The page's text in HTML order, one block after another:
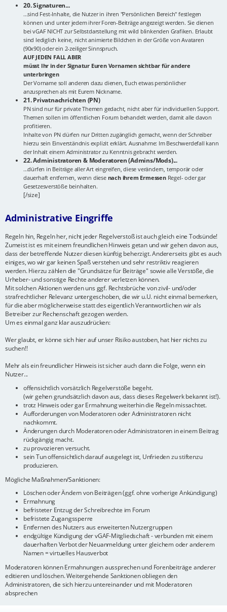
20. Signaturen...
...sind Fest-Inhalte, die Nutzer in ihren "Persönlichen Bereich" festlegen
können und unter jedem ihrer Foren-Beiträge angezeigt werden. Sie dienen
bei vGAF NICHT zur Selbstdarstellung mit wild blinkenden Grafiken. Erlaubt
sind lediglich keine, nicht animierte Bildchen in der Größe von Avataren
(90x90) oder ein 2-zeiliger Sinnspruch.
AUF JEDEN FALL ABER
müsst Ihr in der Signatur Euren Vornamen sichtbar für andere
unterbringen
Der Vorname soll anderen dazu dienen, Euch etwas persönlicher
anzusprechen als mit Eurem Nickname.
21. Privatnachrichten (PN)
PN sind nur für private Themen gedacht, nicht aber für individuellen Support.
Themen sollen im öffentlichen Forum behandelt werden, damit alle davon
profitieren.
Inhalte von PN dürfen nur Dritten zugänglich gemacht, wenn der Schreiber
hierzu sein Einverständnis explizit erklärt. Ausnahme: Im Beschwerdefall kann
der Inhalt einem Administrator zu Kenntnis gebracht werden.
22. Administratoren & Moderatoren (Admins/Mods)...
...dürfen in Beiträge aller Art eingreifen, diese verändern, temporär oder
dauerhaft entfernen, wenn diese nach ihrem ErmessenRegel- oder gar
Gesetzesverstöße beinhalten.
[/size]
Administrative Eingriffe
Regeln hin, Regeln her, nicht jeder Regelverstoß ist auch gleich eine Todsünde!
Zumeist ist es mit einem freundlichen Hinweis getan und wir gehen davon aus,
dass der betreffende Nutzer diesen künftig beherzigt. Andererseits gibt es auch
einiges, wo wir gar keinen Spaß verstehen und sehr restriktiv reagieren
werden. Hierzu zählen die "Grundsätze für Beiträge" sowie alle Verstöße, die
Urheber- und sonstige Rechte anderer verletzen können.
Mit solchen Aktionen werden uns ggf. Rechtsbrüche von zivil- und/oder
strafrechtlicher Relevanz untergeschoben, die wir u.U. nicht einmal bemerken,
für die aber möglicherweise statt des eigentlich Verantwortlichen wir als
Betreiber zur Rechenschaft gezogen werden.
Um es einmal ganz klar auszudrücken:
Wer glaubt, er könne sich hier auf unser Risiko austoben, hat hier nichts zu
suchen!!
Mehr als ein freundlicher Hinweis ist sicher auch dann die Folge, wenn ein
Nutzer...
offensichtlich vorsätzlich Regelverstöße begeht.
(wir gehen grundsätzlich davon aus, dass dieses Regelwerk bekannt ist!).
trotz Hinweis oder gar Ermahnung weiterhin die Regeln missachtet.
Aufforderungen von Moderatoren oder Administratoren nicht
nachkommt.
Änderungen durch Moderatoren oder Administratoren in einem Beitrag
rückgängig macht.
zu provozieren versucht.
sein Tun offensichtlich darauf ausgelegt ist, Unfrieden zu stiftenzu
produzieren.
Mögliche Maßnahmen/Sanktionen:
Löschen oder Ändern von Beiträgen (ggf. ohne vorherige Ankündigung)
Ermahnung
befristeter Entzug der Schreibrechte im Forum
befristete Zugangssperre
Entfernen des Nutzers aus erweiterten Nutzergruppen
endgültige Kündigung der vGAF-Mitgliedschaft - verbunden mit einem
dauerhaften Verbot der Neuanmeldung unter gleichem oder anderem
Namen = virtuelles Hausverbot
Moderatoren können Ermahnungen aussprechen und Forenbeiträge anderer
editieren und löschen. Weitergehende Sanktionen obliegen den
Administratoren, die sich hierzu untereinander und mit Moderatoren
absprechen